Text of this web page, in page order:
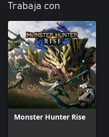
Trabaja con
Monster Hunter Rise